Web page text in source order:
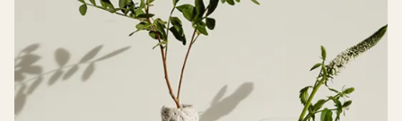
Monument funéraire
Livraison de fleurs